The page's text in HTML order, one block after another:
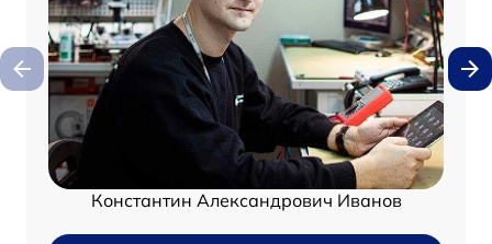
Константин Александрович Иванов